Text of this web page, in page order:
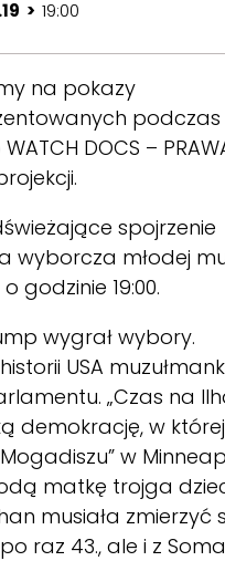
> 19:00
na pokazy
podczas
DOCS – PRAWA
spojrzenie
młodej
godzinie 19:00.
wygrał wybory.
USA
„Czas na
demokrację, w
w
matkę trojga
musiała zmierzyć
raz 43., ale i z